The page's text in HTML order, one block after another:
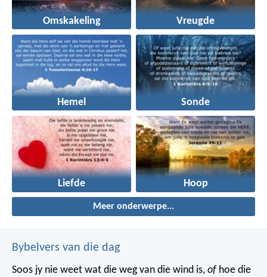
Omskakeling Vreugde
Hemel Sonde
Liefde Hoop
Meer onderwerpe...
Bybelvers van die dag
Soos jy nie weet wat die weg van die wind is, of hoe die